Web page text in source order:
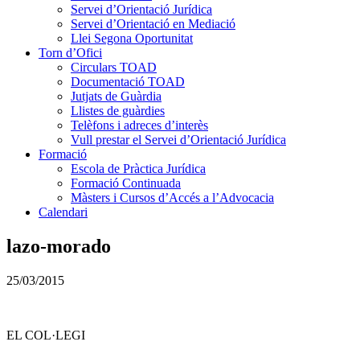
Servei d’Orientació Jurídica
Servei d’Orientació en Mediació
Llei Segona Oportunitat
Torn d’Ofici
Circulars TOAD
Documentació TOAD
Jutjats de Guàrdia
Llistes de guàrdies
Telèfons i adreces d’interès
Vull prestar el Servei d’Orientació Jurídica
Formació
Escola de Pràctica Jurídica
Formació Continuada
Màsters i Cursos d’Accés a l’Advocacia
Calendari
lazo-morado
25/03/2015
EL COL·LEGI